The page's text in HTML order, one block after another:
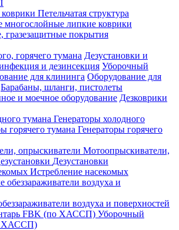
Петельчатая структура
многослойные липкие коврики
гразезащитные покрытия
горячего тумана Дезустановки и
и дезинсекция Уборочный
для клининга Оборудование для
Барабаны, шланги, пистолеты
и моечное оборудование Дезковрики
Генераторы холодного
Генераторы горячего
Мотоопрыскиватели,
Дезустановки
Истребление насекомых
воздуха и поверхностей
Уборочный
ХАССП)